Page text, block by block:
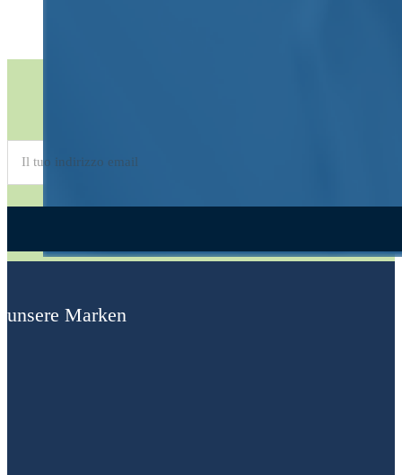
Alternative:
unsere Marken